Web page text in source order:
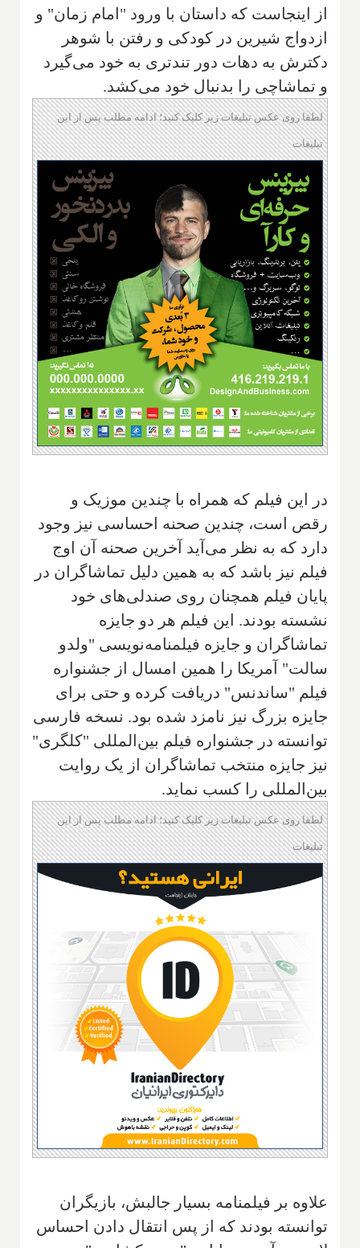
از اینجاست که داستان با ورود "امام زمان" و
ازدواج شیرین در کودکی و رفتن با شوهر
دکترش به دهات دور تندتری به خود می‌گیرد
و تماشاچی را بدنبال خود می‌کشد.
لطفا روی عکس تبلیغات زیر کلیک کنید؛ ادامه مطلب پس از این
تبلیغات
در این فیلم که همراه با چندین موزیک و
رقص است، چندین صحنه احساسی نیز وجود
دارد که به نظر می‌آید آخرین صحنه آن اوج
فیلم نیز باشد که به همین دلیل تماشاگران در
پایان فیلم همچنان روی صندلی‌های خود
نشسته بودند. این فیلم هر دو جایزه
تماشاگران و جایزه فیلمنامه‌نویسی "ولدو
سالت" آمریکا را همین امسال از جشنواره
فیلم "ساندنس" دریافت کرده و حتی برای
جایزه بزرگ نیز نامزد شده بود. نسخه فارسی
توانسته در جشنواره فیلم بین‌المللی "کلگری"
نیز جایزه منتخب تماشاگران از یک روایت
بین‌المللی را کسب نماید.
لطفا روی عکس تبلیغات زیر کلیک کنید؛ ادامه مطلب پس از این
تبلیغات
علاوه بر فیلمنامه بسیار جالبش، بازیگران
توانسته بودند که از پس انتقال دادن احساس